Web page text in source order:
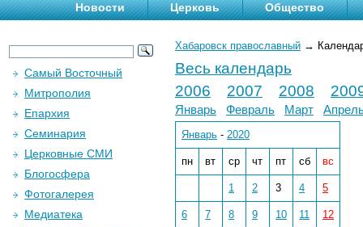
Новости Церковь Общество
Хабаровск православный →
Весь календарь
2006
2007 2008
Январь Февраль Март
Январь - 2020
пн вт ср чт пт сб вс
1 2 3 4 5
6 7 8 9 10 11 12
Самый Восточный
Митрополия
Епархия
Семинария
Церковные СМИ
Блогосфера
Фотогалерея
Медиатека